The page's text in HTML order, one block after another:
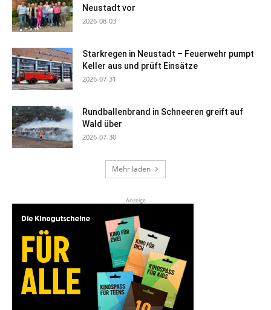
Neustadt vor
2026-08-03
Starkregen in Neustadt – Feuerwehr pumpt
Keller aus und prüft Einsätze
2026-07-31
Rundballenbrand in Schneeren greift auf
Wald über
2026-07-30
Mehr laden
Anzeige